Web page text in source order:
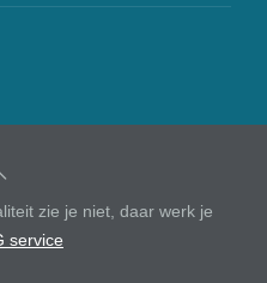
zie je niet, daar werk je
service